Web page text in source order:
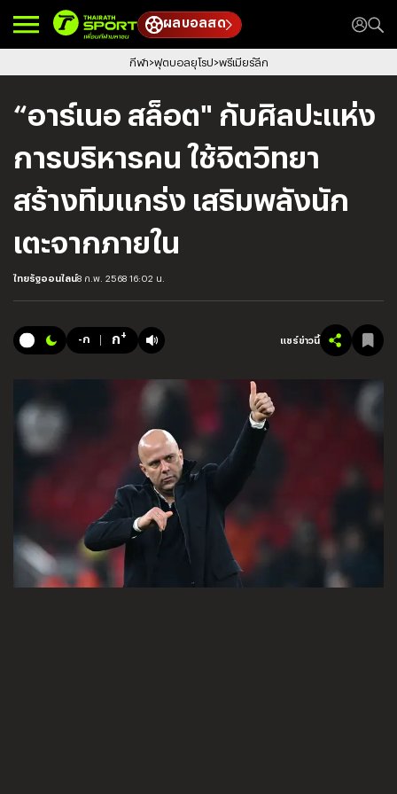
ผลบอลสด
กีฬา ฟุตบอลยุโรป พรีเมียร์ลีก
“อาร์เนอ สล็อต" กับศิลปะแห่ง
การบริหารคน ใช้จิตวิทยา
สร้างทีมแกร่ง เสริมพลังนัก
เตะจากภายใน
ไทยรัฐออนไลน์8 ก.พ. 2568 16:02 น.
-ก ก+ แชร์ข่าวนี้